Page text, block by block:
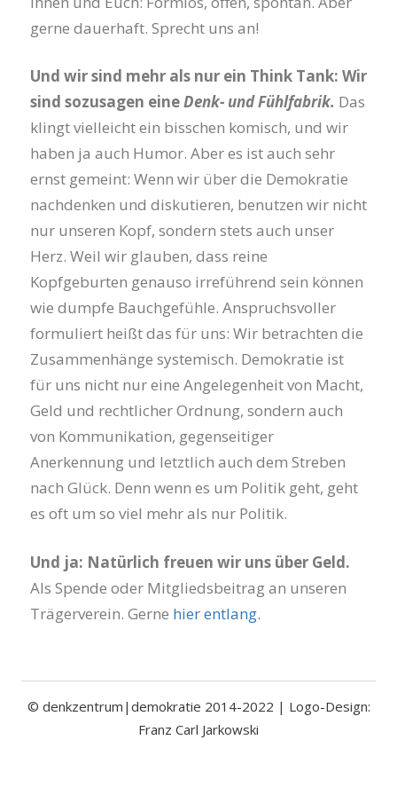
gerne dauerhaft. Sprecht uns an!
Und wir sind mehr als nur ein Think Tank: Wir
sind sozusagen eineDenk- und Fühlfabrik. Das
klingt vielleicht ein bisschen komisch, und wir
haben ja auch Humor. Aber es ist auch sehr
ernst gemeint: Wenn wir über die Demokratie
nachdenken und diskutieren, benutzen wir nicht
nur unseren Kopf, sondern stets auch unser
Herz. Weil wir glauben, dass reine
Kopfgeburten genauso irreführend sein können
wie dumpfe Bauchgefühle. Anspruchsvoller
formuliert heißt das für uns: Wir betrachten die
Zusammenhänge systemisch. Demokratie ist
für uns nicht nur eine Angelegenheit von Macht,
Geld und rechtlicher Ordnung, sondern auch
von Kommunikation, gegenseitiger
Anerkennung und letztlich auch dem Streben
nach Glück. Denn wenn es um Politik geht, geht
es oft um so viel mehr als nur Politik.
Und ja: Natürlich freuen wir uns über Geld.
Als Spende oder Mitgliedsbeitrag an unseren
Trägerverein. Gerne hier entlang.
© denkzentrum|demokratie 2014-2022 | Logo-Design:
Franz Carl Jarkowski